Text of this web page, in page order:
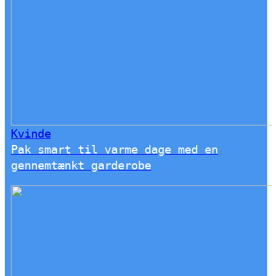
Kvinde
Pak smart til varme dage med en
gennemtænkt garderobe